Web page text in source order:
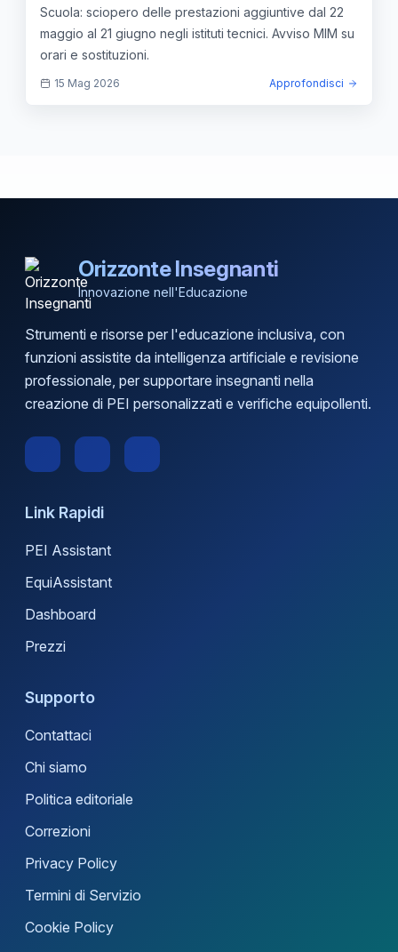
2026 — Avviso MIM
Scuola: sciopero delle prestazioni aggiuntive dal 22
maggio al 21 giugno negli istituti tecnici. Avviso MIM su
orari e sostituzioni.
15 Mag 2026 Approfondisci
Orizzonte Insegnanti
Innovazione nell'Educazione
Strumenti e risorse per l'educazione inclusiva, con
funzioni assistite da intelligenza artificiale e revisione
professionale, per supportare insegnanti nella
creazione di PEI personalizzati e verifiche equipollenti.
Link Rapidi
PEI Assistant
EquiAssistant
Dashboard
Prezzi
Supporto
Contattaci
Chi siamo
Politica editoriale
Correzioni
Privacy Policy
Termini di Servizio
Cookie Policy